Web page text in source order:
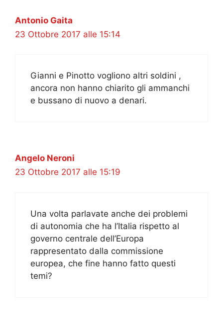
Antonio Gaita
23 Ottobre 2017 alle 15:14
Gianni e Pinotto vogliono altri soldini ,
ancora non hanno chiarito gli ammanchi
e bussano di nuovo a denari.
Angelo Neroni
23 Ottobre 2017 alle 15:19
Una volta parlavate anche dei problemi
di autonomia che ha l’Italia rispetto al
governo centrale dell’Europa
rappresentato dalla commissione
europea, che fine hanno fatto questi
temi?